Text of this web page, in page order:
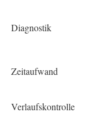
Diagnostik
Zeitaufwand
Verlaufskontrolle